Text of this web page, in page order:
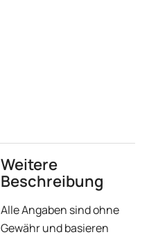
Weitere
Beschreibung
Alle Angaben sind ohne
Gewähr und basieren